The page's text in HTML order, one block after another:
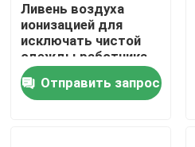
Дом
Ливень воздуха
ионизацией для
исключать чистой
одежды работника
статический
Отправить запрос